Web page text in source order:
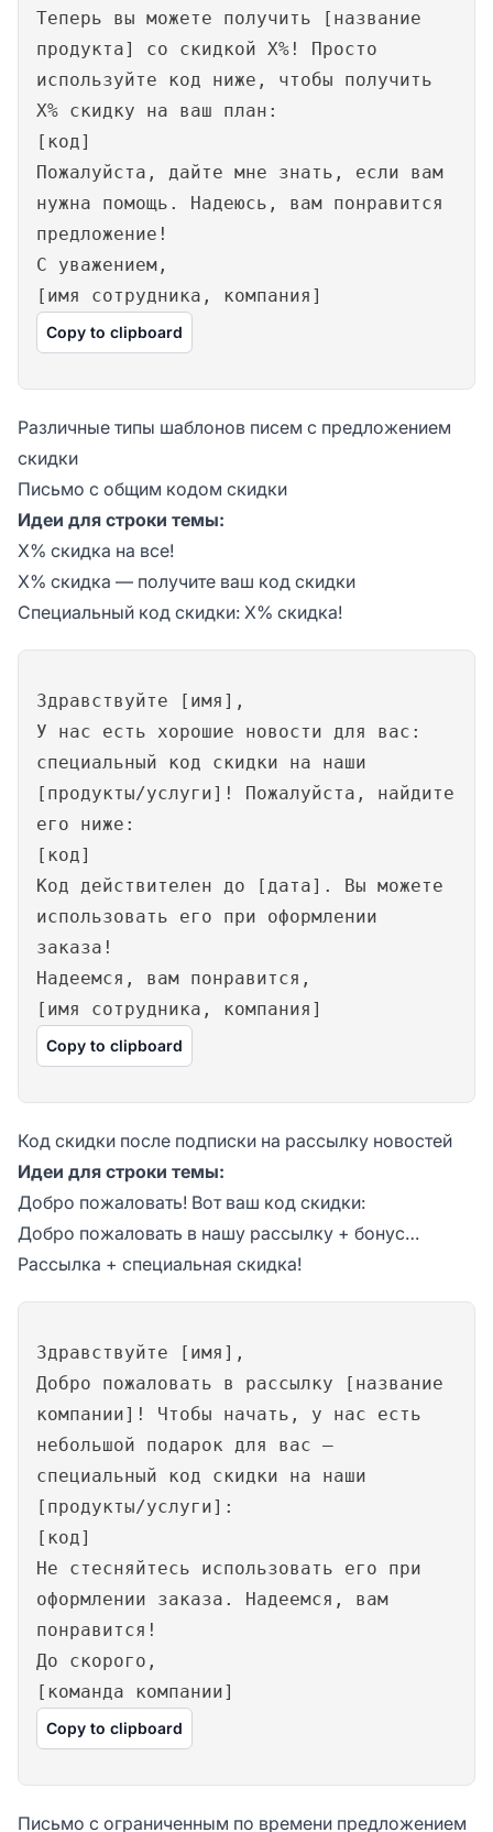
Теперь вы можете получить [название
продукта] со скидкой X%! Просто
используйте код ниже, чтобы получить
X% скидку на ваш план:
[код]
Пожалуйста, дайте мне знать, если вам
нужна помощь. Надеюсь, вам понравится
предложение!
С уважением,
[имя сотрудника, компания]
Copy to clipboard
Различные типы шаблонов писем с предложением
скидки
Письмо с общим кодом скидки
Идеи для строки темы:
X% скидка на все!
X% скидка — получите ваш код скидки
Специальный код скидки: X% скидка!
Здравствуйте [имя],
У нас есть хорошие новости для вас:
специальный код скидки на наши
[продукты/услуги]! Пожалуйста, найдите
его ниже:
[код]
Код действителен до [дата]. Вы можете
использовать его при оформлении
заказа!
Надеемся, вам понравится,
[имя сотрудника, компания]
Copy to clipboard
Код скидки после подписки на рассылку новостей
Идеи для строки темы:
Добро пожаловать! Вот ваш код скидки:
Добро пожаловать в нашу рассылку + бонус…
Рассылка + специальная скидка!
Здравствуйте [имя],
Добро пожаловать в рассылку [название
компании]! Чтобы начать, у нас есть
небольшой подарок для вас —
специальный код скидки на наши
[продукты/услуги]:
[код]
Не стесняйтесь использовать его при
оформлении заказа. Надеемся, вам
понравится!
До скорого,
[команда компании]
Copy to clipboard
Письмо с ограниченным по времени предложением